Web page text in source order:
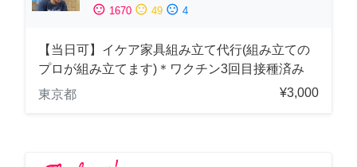
sentiment_satisfied 1670 sentiment_neutral 49 sentiment_dissatisfied 4
【当日可】イケア家具組み立て代行(組み立ての
プロが組み立てます)＊ワクチン3回目接種済み
東京都
¥3,000